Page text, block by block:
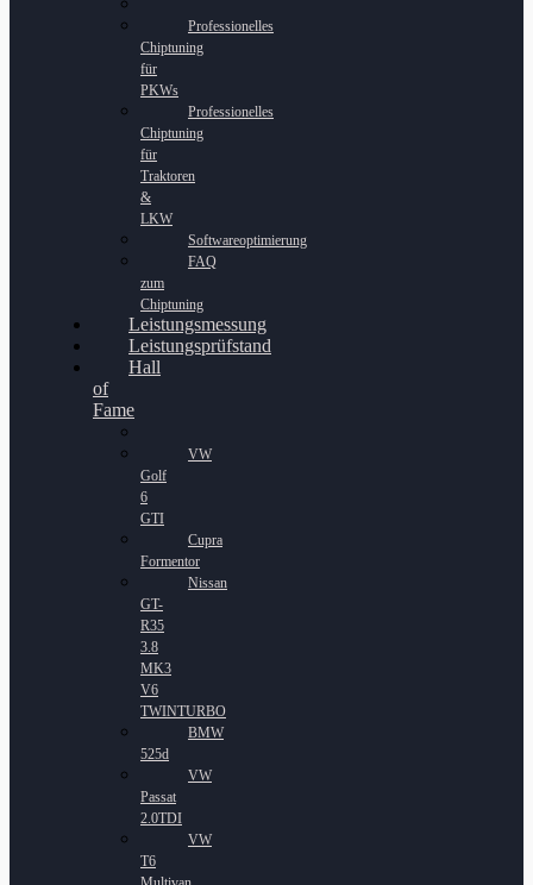
Professionelles
Chiptuning
für
PKWs
Professionelles
Chiptuning
für
Traktoren
&
LKW
Softwareoptimierung
FAQ
zum
Chiptuning
Leistungsmessung
Leistungsprüfstand
Hall
of
Fame
VW
Golf
6
GTI
Cupra
Formentor
Nissan
GT-
R35
3.8
MK3
V6
TWINTURBO
BMW
525d
VW
Passat
2.0TDI
VW
T6